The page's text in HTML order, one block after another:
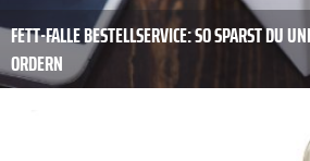
FETT-FALLE BESTELLSERVICE: SO SPARST DU
ORDERN